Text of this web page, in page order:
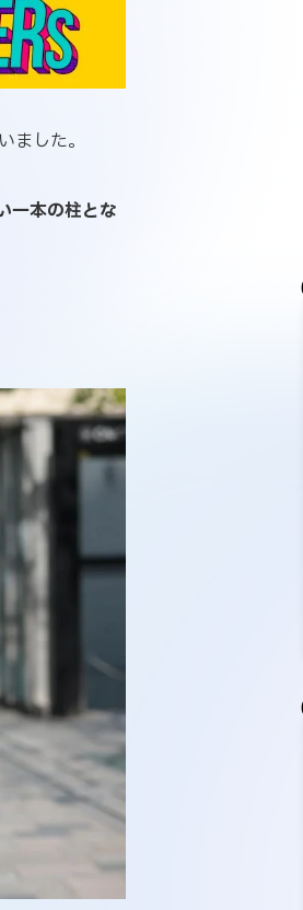
ました。
一本の柱とな